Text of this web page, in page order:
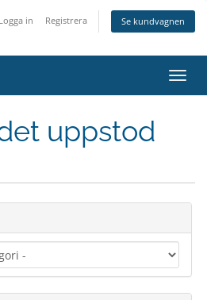
Logga in Registrera Se kundvagnen
uppstod